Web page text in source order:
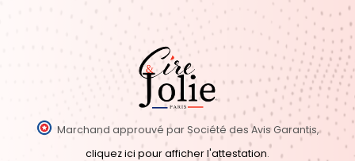
Marchand approuvé par Société des Avis Garantis,
cliquez ici pour afficher l'attestation.